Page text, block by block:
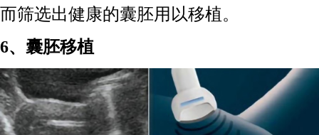
而筛选出健康的囊胚用以移植。
6、囊胚移植